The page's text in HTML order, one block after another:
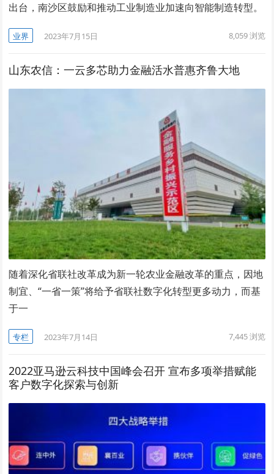
出台，南沙区鼓励和推动工业制造业加速向智能制造转型。
业界 2023年7月15日 8,059浏览
山东农信：一云多芯助力金融活水普惠齐鲁大地
随着深化省联社改革成为新一轮农业金融改革的重点，因地
制宜、“一省一策”将给予省联社数字化转型更多动力，而基
于一
专栏 2023年7月14日 7,445浏览
2022亚马逊云科技中国峰会召开 宣布多项举措赋能
客户数字化探索与创新